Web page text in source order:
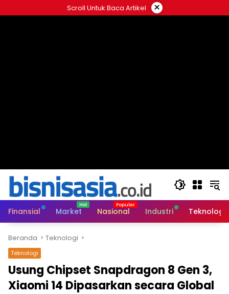
ke
Scroll Untuk Baca Artikel ×
Finansial Market Nasional Industri Teknologi
Beranda Teknologi
Teknologi
Usung Chipset Snapdragon 8 Gen 3,
Xiaomi 14 Dipasarkan secara Global